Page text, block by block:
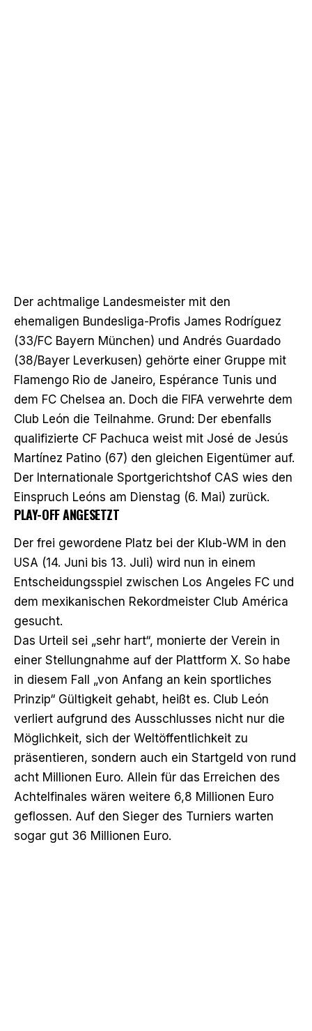
Der achtmalige Landesmeister mit den
ehemaligen Bundesliga-Profis James Rodríguez
(33/FC Bayern München) und Andrés Guardado
(38/Bayer Leverkusen) gehörte einer Gruppe mit
Flamengo Rio de Janeiro, Espérance Tunis und
dem FC Chelsea an. Doch die FIFA verwehrte dem
Club León die Teilnahme. Grund: Der ebenfalls
qualifizierte CF Pachuca weist mit José de Jesús
Martínez Patino (67) den gleichen Eigentümer auf.
Der Internationale Sportgerichtshof CAS wies den
Einspruch Leóns am Dienstag (6. Mai) zurück.
PLAY-OFF ANGESETZT
Der frei gewordene Platz bei der Klub-WM in den
USA (14. Juni bis 13. Juli) wird nun in einem
Entscheidungsspiel zwischen Los Angeles FC und
dem mexikanischen Rekordmeister Club América
gesucht.
Das Urteil sei „sehr hart“, monierte der Verein in
einer Stellungnahme auf der Plattform X. So habe
in diesem Fall „von Anfang an kein sportliches
Prinzip“ Gültigkeit gehabt, heißt es. Club León
verliert aufgrund des Ausschlusses nicht nur die
Möglichkeit, sich der Weltöffentlichkeit zu
präsentieren, sondern auch ein Startgeld von rund
acht Millionen Euro. Allein für das Erreichen des
Achtelfinales wären weitere 6,8 Millionen Euro
geflossen. Auf den Sieger des Turniers warten
sogar gut 36 Millionen Euro.